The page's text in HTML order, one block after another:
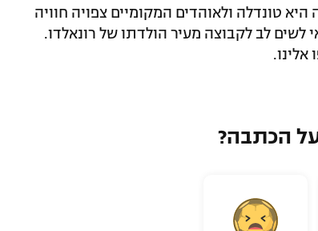
טונדלה ולאוהדים המקומיים צפויה חוויה
לשים לב לקבוצה מעיר הולדתו של רונאלדו.
הכתבה?